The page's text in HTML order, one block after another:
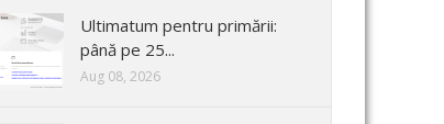
Ultimatum pentru primării:
până pe 25...
Aug 08, 2026